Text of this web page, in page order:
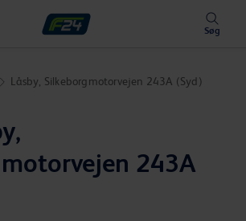
Søg
Låsby, Silkeborgmotorvejen 243A (Syd)
243A